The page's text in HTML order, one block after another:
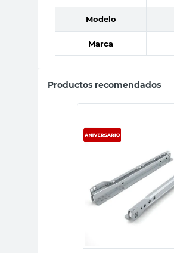
Modelo
Marca
Productos recomendados
Vista rápida